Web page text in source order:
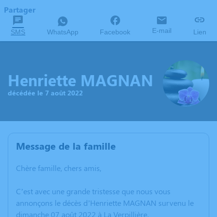
Partager
SMS WhatsApp Facebook E-mail Lien
Henriette MAGNAN
décédée le 7 août 2022
Message de la famille
Chère famille, chers amis,
C’est avec une grande tristesse que nous vous
annonçons le décès d’Henriette MAGNAN survenu le
dimanche 07 août 2022 à La Verpillière.